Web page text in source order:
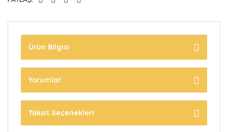
Ürün Bilgisi
Yorumlar
Taksit Seçenekleri